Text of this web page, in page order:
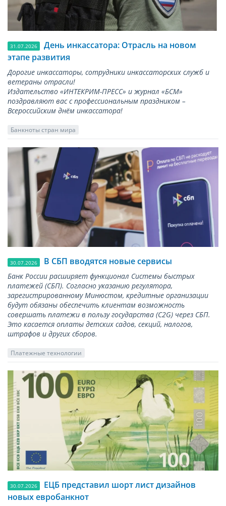
31.07.2026
День инкассатора: Отрасль на новом
этапе развития
Дорогие инкассаторы, сотрудники инкассаторских служб и
ветераны отрасли!
Издательство «ИНТЕКРИМ-ПРЕСС» и журнал «БСМ»
поздравляют вас с профессиональным праздником –
Всероссийским днём инкассатора!
Банкноты стран мира
30.07.2026 В СБП вводятся новые сервисы
Банк России расширяет функционал Системы быстрых
платежей (СБП). Согласно указанию регулятора,
зарегистрированному Минюстом, кредитные организации
будут обязаны обеспечить клиентам возможность
совершать платежи в пользу государства (С2G) через СБП.
Это касается оплаты детских садов, секций, налогов,
штрафов и других сборов.
Платежные технологии
30.07.2026
ЕЦБ представил шорт лист дизайнов
новых евробанкнот